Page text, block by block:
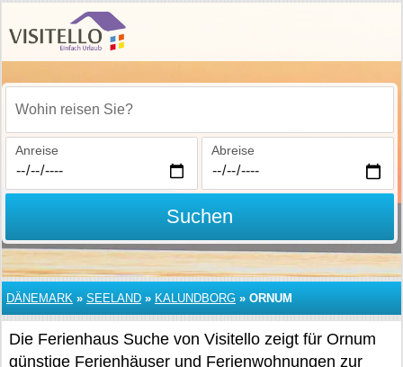
Wohin reisen Sie?
Anreise Abreise
Suchen
DÄNEMARK » SEELAND » KALUNDBORG » ORNUM
Die Ferienhaus Suche von Visitello zeigt für Ornum
günstige Ferienhäuser und Ferienwohnungen zur